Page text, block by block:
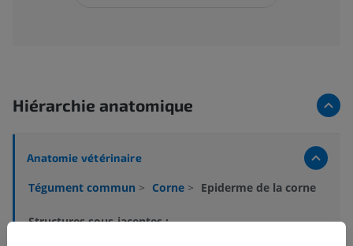
Hiérarchie anatomique
Anatomie vétérinaire
Tégument commun > Corne > Epiderme de la corne
Structures sous-jacentes :